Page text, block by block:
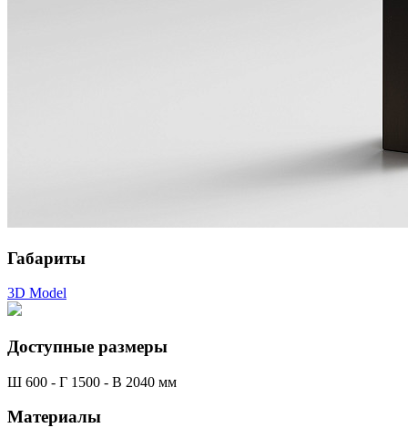
Габариты
3D Model
Доступные размеры
Ш 600 - Г 1500 - В 2040 мм
Материалы